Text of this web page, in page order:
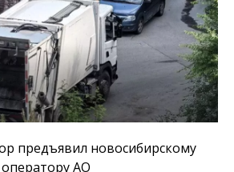
предъявил новосибирскому
АО